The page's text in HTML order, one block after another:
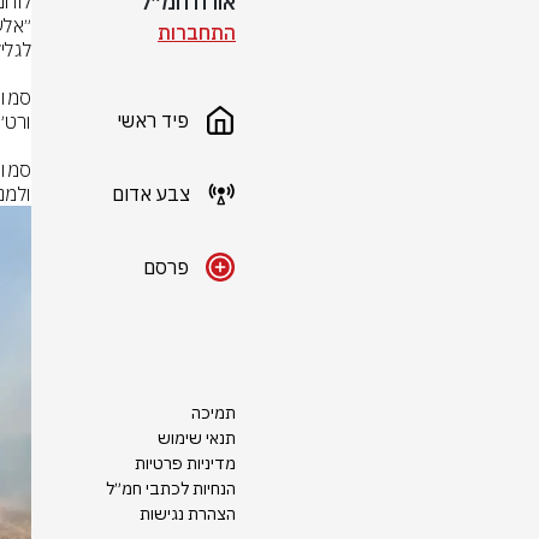
התחברות
פיד ראשי
צבע אדום
פרסם
תמיכה
תנאי שימוש
מדיניות פרטיות
הנחיות לכתבי חמ״ל
הצהרת נגישות